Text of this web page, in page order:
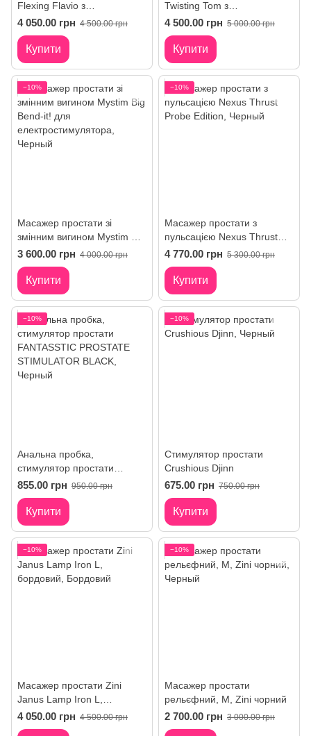
Flexing Flavio з
моделюванням форми для
електростимулятора,
діаметр 3см
4 050.00 грн 4 500.00 грн
Купити
Twisting Tom з
моделюванням форми для
електростимулятора,
діаметр 3,7см
4 500.00 грн 5 000.00 грн
Купити
−10%
Масажер простати зі
змінним вигином Mystim Big
Bend-it! для
електростимулятора
3 600.00 грн 4 000.00 грн
Купити
−10%
Масажер простати з
пульсацією Nexus Thrust
Probe Edition
4 770.00 грн 5 300.00 грн
Купити
−10%
Анальна пробка,
стимулятор простати
FANTASSTIC PROSTATE
STIMULATOR BLACK
855.00 грн 950.00 грн
Купити
−10%
Стимулятор простати
Crushious Djinn
675.00 грн 750.00 грн
Купити
−10%
Масажер простати Zini
Janus Lamp Iron L,
бордовий
4 050.00 грн 4 500.00 грн
−10%
Масажер простати
рельєфний, M, Zini чорний
2 700.00 грн 3 000.00 грн